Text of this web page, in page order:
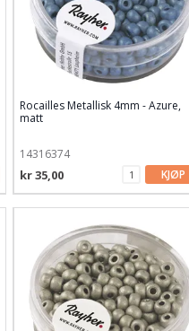
Rocailles Metallisk 4mm - Azure,
matt
14316374
kr 35,00 KJØP